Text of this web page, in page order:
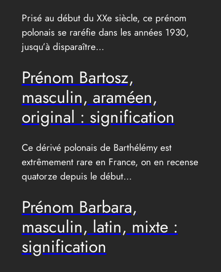
Prisé au début du XXe siècle, ce prénom
polonais se raréfie dans les années 1930,
jusqu’à disparaître…
Prénom Bartosz,
masculin, araméen,
original : signification
Ce dérivé polonais de Barthélémy est
extrêmement rare en France, on en recense
quatorze depuis le début…
Prénom Barbara,
masculin, latin, mixte :
signification